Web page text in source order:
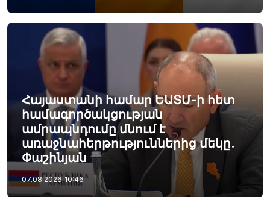
Հայաստանի համար ԵԱՏՄ-ի հետ
համագործակցության
ամրապնդումը մնում է
առաջնահերթություններից մեկը.
Փաշինյան
07.08.2026 10:46